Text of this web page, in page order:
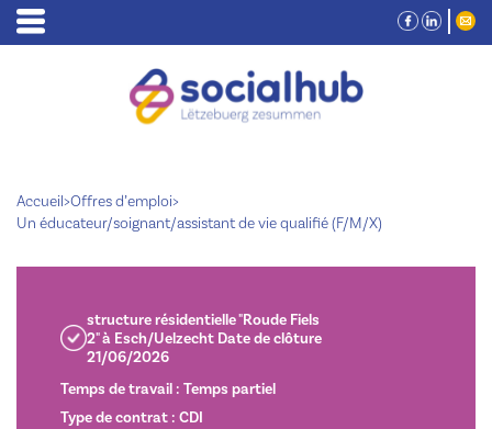
Accueil>Offres d’emploi>
Un éducateur/soignant/assistant de vie qualifié (F/M/X)
structure résidentielle "Roude Fiels
2" à Esch/Uelzecht Date de clôture
21/06/2026
Temps de travail : Temps partiel
Type de contrat : CDI